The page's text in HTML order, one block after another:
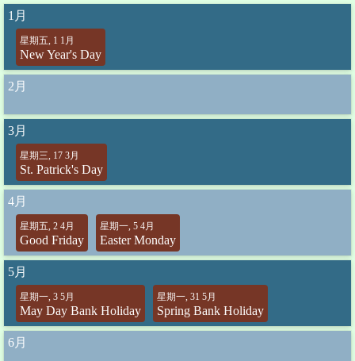
1月
星期五, 1 1月
New Year's Day
2月
3月
星期三, 17 3月
St. Patrick's Day
4月
星期五, 2 4月
Good Friday
星期一, 5 4月
Easter Monday
5月
星期一, 3 5月
May Day Bank Holiday
星期一, 31 5月
Spring Bank Holiday
6月